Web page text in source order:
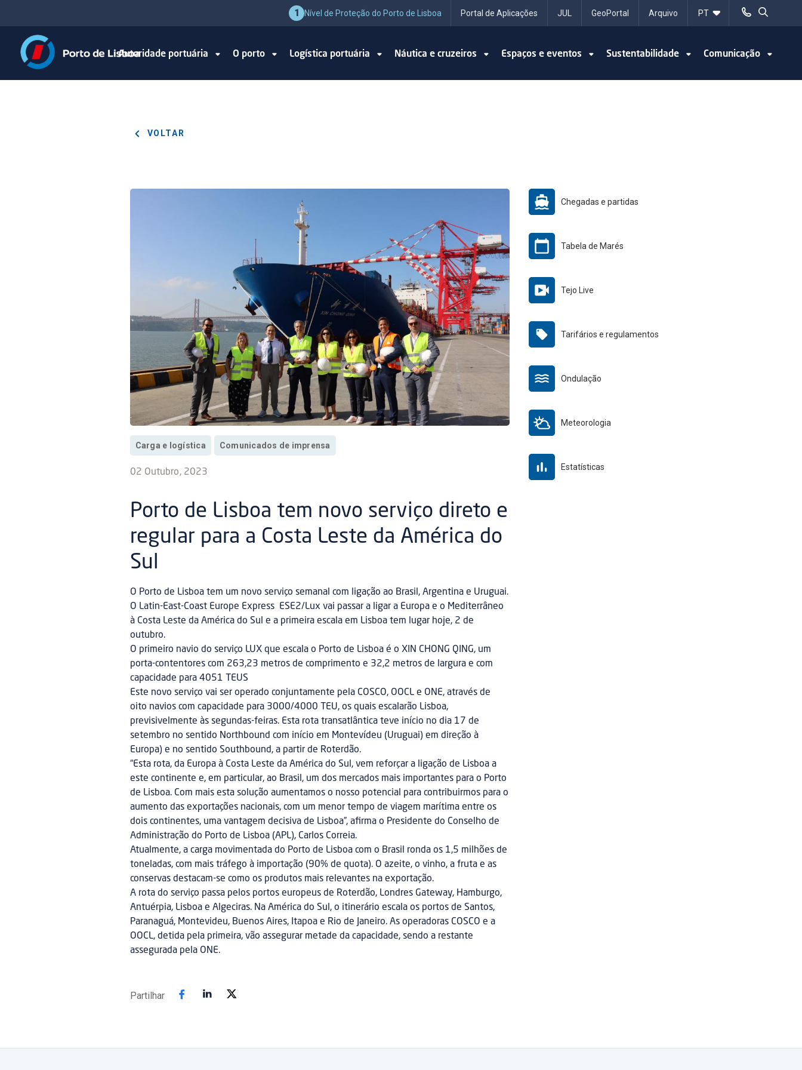
1 Nível de Proteção do Porto de Lisboa Portal de Aplicações JUL GeoPortal Arquivo
Autoridade portuária O porto Logística portuária Náutica e cruzeiros Espaços e eventos Sustentabilidade Comunicação
VOLTAR
Carga e logística Comunicados de imprensa
02 Outubro, 2023
Porto de Lisboa tem novo serviço direto e
regular para a Costa Leste da América do
Sul
O Porto de Lisboa tem um novo serviço semanal com ligação ao Brasil, Argentina e Uruguai.
O Latin-East-Coast Europe Express ESE2/Lux vai passar a ligar a Europa e o Mediterrâneo
à Costa Leste da América do Sul e a primeira escala em Lisboa tem lugar hoje, 2 de
outubro.
O primeiro navio do serviço LUX que escala o Porto de Lisboa é o XIN CHONG QING, um
porta-contentores com 263,23 metros de comprimento e 32,2 metros de largura e com
capacidade para 4051 TEUS
Este novo serviço vai ser operado conjuntamente pela COSCO, OOCL e ONE, através de
oito navios com capacidade para 3000/4000 TEU, os quais escalarão Lisboa,
previsivelmente às segundas-feiras. Esta rota transatlântica teve início no dia 17 de
setembro no sentido Northbound com início em Montevídeu (Uruguai) em direção à
Europa) e no sentido Southbound, a partir de Roterdão.
“Esta rota, da Europa à Costa Leste da América do Sul, vem reforçar a ligação de Lisboa a
este continente e, em particular, ao Brasil, um dos mercados mais importantes para o Porto
de Lisboa. Com mais esta solução aumentamos o nosso potencial para contribuirmos para o
aumento das exportações nacionais, com um menor tempo de viagem marítima entre os
dois continentes, uma vantagem decisiva de Lisboa”, afirma o Presidente do Conselho de
Administração do Porto de Lisboa (APL), Carlos Correia.
Atualmente, a carga movimentada do Porto de Lisboa com o Brasil ronda os 1,5 milhões de
toneladas, com mais tráfego à importação (90% de quota). O azeite, o vinho, a fruta e as
conservas destacam-se como os produtos mais relevantes na exportação.
A rota do serviço passa pelos portos europeus de Roterdão, Londres Gateway, Hamburgo,
Antuérpia, Lisboa e Algeciras. Na América do Sul, o itinerário escala os portos de Santos,
Paranaguá, Montevideu, Buenos Aires, Itapoa e Rio de Janeiro. As operadoras COSCO e a
OOCL, detida pela primeira, vão assegurar metade da capacidade, sendo a restante
assegurada pela ONE.
Partilhar
Chegadas e partidas
Tabela de Marés
Tejo Live
Tarifários e regulamentos
Ondulação
Meteorologia
Estatísticas